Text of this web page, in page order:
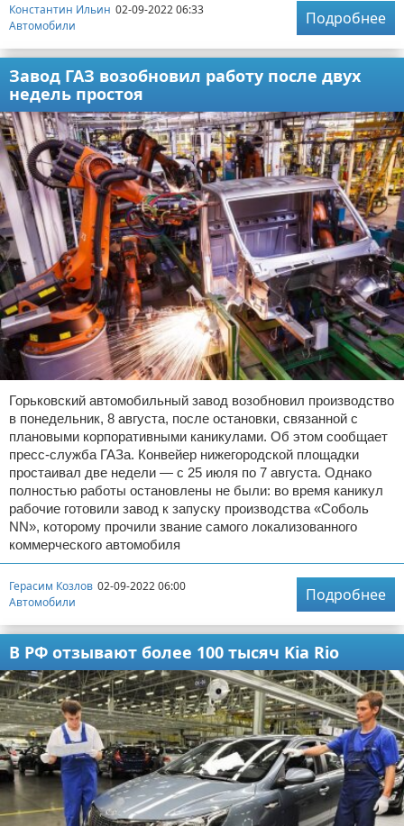
Константин Ильин 02-09-2022 06:33
Автомобили
Подробнее
Завод ГАЗ возобновил работу после двух
недель простоя
Горьковский автомобильный завод возобновил производство
в понедельник, 8 августа, после остановки, связанной с
плановыми корпоративными каникулами. Об этом сообщает
пресс-служба ГАЗа. Конвейер нижегородской площадки
простаивал две недели — с 25 июля по 7 августа. Однако
полностью работы остановлены не были: во время каникул
рабочие готовили завод к запуску производства «Соболь
NN», которому прочили звание самого локализованного
коммерческого автомобиля
Герасим Козлов 02-09-2022 06:00
Автомобили
Подробнее
В РФ отзывают более 100 тысяч Kia Rio